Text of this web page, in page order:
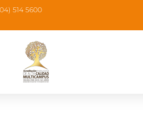
514 5600